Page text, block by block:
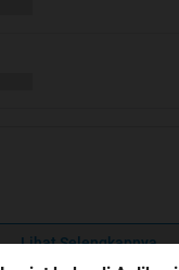
Lihat Selengkapnya